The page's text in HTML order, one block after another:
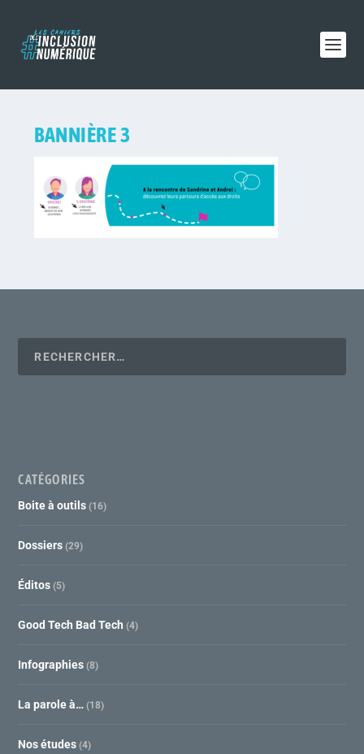
BANNIÈRE 3
CATÉGORIES
Boite à outils (16)
Dossiers (29)
Éditos (5)
Good Tech Bad Tech (4)
Infographies (8)
La parole à… (18)
Nos études (4)